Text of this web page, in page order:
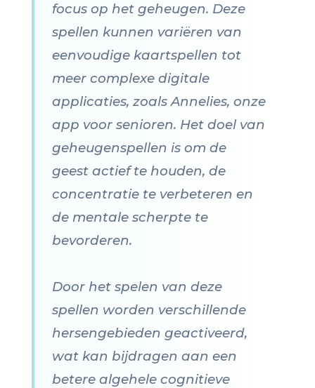
focus op het geheugen. Deze
spellen kunnen variëren van
eenvoudige kaartspellen tot
meer complexe digitale
applicaties, zoals Annelies, onze
app voor senioren. Het doel van
geheugenspellen is om de
geest actief te houden, de
concentratie te verbeteren en
de mentale scherpte te
bevorderen.
Door het spelen van deze
spellen worden verschillende
hersengebieden geactiveerd,
wat kan bijdragen aan een
betere algehele cognitieve